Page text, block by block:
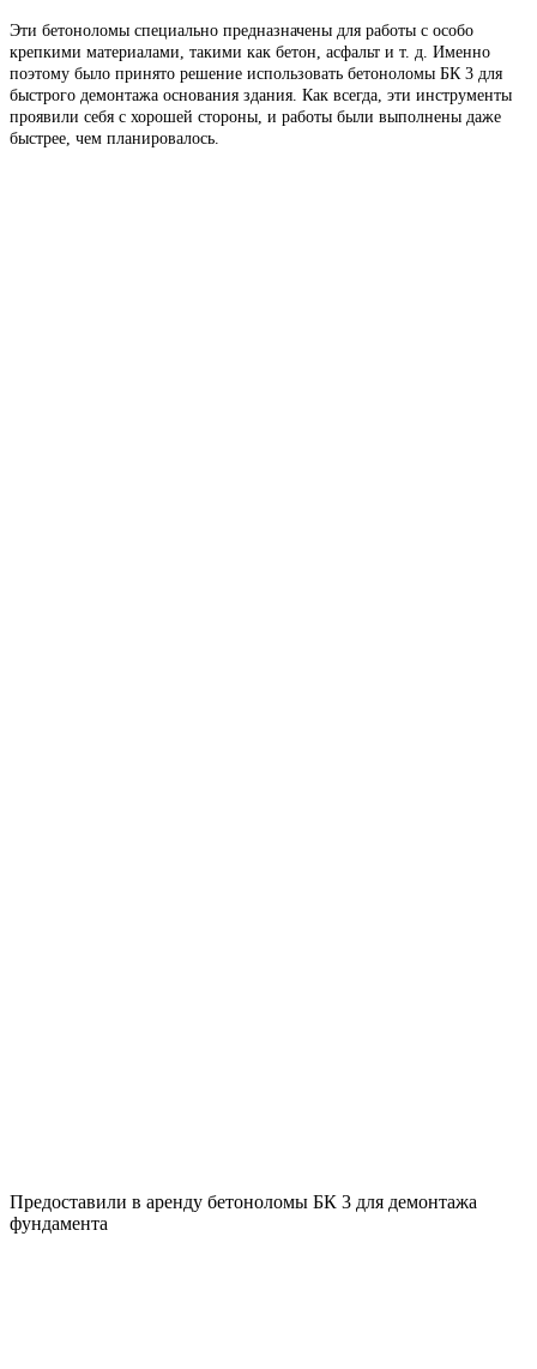
Эти бетоноломы специально предназначены для работы с особо
крепкими материалами, такими как бетон, асфальт и т. д. Именно
поэтому было принято решение использовать бетоноломы БК 3 для
быстрого демонтажа основания здания. Как всегда, эти инструменты
проявили себя с хорошей стороны, и работы были выполнены даже
быстрее, чем планировалось.
Предоставили в аренду бетоноломы БК 3 для демонтажа
фундамента